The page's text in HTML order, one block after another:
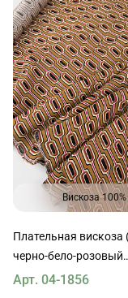
Вискоза 100%
Плательная вискоза
черно-бело-розовый
орнамент на бежевом
Арт. 04-1856